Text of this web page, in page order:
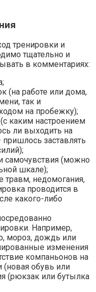
тренировки и
тщательно и
в комментариях:
(на работе или дома,
так и
на пробежку);
каким настроением
ли выходить на
заставлять
самочувствия (можно
шкале);
травм, недомогания,
проводится в
какого-либо
Например,
мороз, дождь или
изменения
компаньонов на
обувь или
(рюкзак или бутылка